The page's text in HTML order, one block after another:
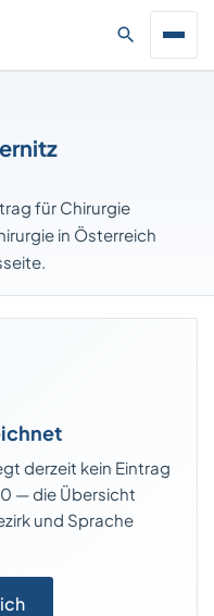
für Chirurgie
in Österreich
derzeit kein Eintrag
— die Übersicht
und Sprache